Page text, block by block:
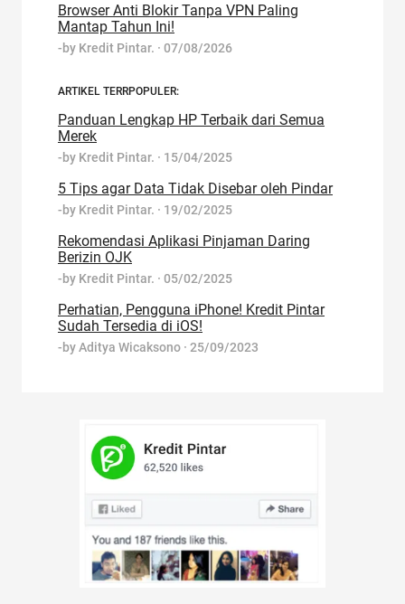
Browser Anti Blokir Tanpa VPN Paling
Mantap Tahun Ini!
-by Kredit Pintar. · 07/08/2026
ARTIKEL TERRPOPULER:
Panduan Lengkap HP Terbaik dari Semua
Merek
-by Kredit Pintar. · 15/04/2025
5 Tips agar Data Tidak Disebar oleh Pindar
-by Kredit Pintar. · 19/02/2025
Rekomendasi Aplikasi Pinjaman Daring
Berizin OJK
-by Kredit Pintar. · 05/02/2025
Perhatian, Pengguna iPhone! Kredit Pintar
Sudah Tersedia di iOS!
-byAditya Wicaksono · 25/09/2023